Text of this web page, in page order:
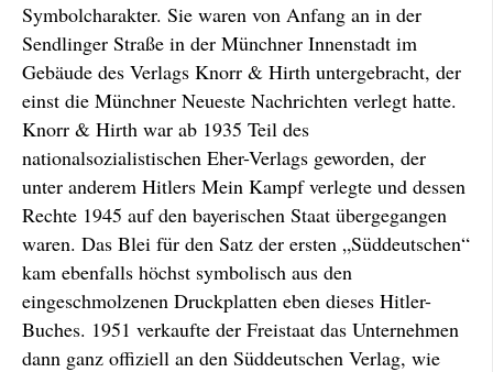
Symbolcharakter. Sie waren von Anfang an in der
Sendlinger Straße in der Münchner Innenstadt im
Gebäude des Verlags Knorr & Hirth untergebracht, der
einst die Münchner Neueste Nachrichten verlegt hatte.
Knorr & Hirth war ab 1935 Teil des
nationalsozialistischen Eher-Verlags geworden, der
unter anderem Hitlers Mein Kampf verlegte und dessen
Rechte 1945 auf den bayerischen Staat übergegangen
waren. Das Blei für den Satz der ersten „Süddeutschen“
kam ebenfalls höchst symbolisch aus den
eingeschmolzenen Druckplatten eben dieses Hitler-
Buches. 1951 verkaufte der Freistaat das Unternehmen
dann ganz offiziell an den Süddeutschen Verlag, wie